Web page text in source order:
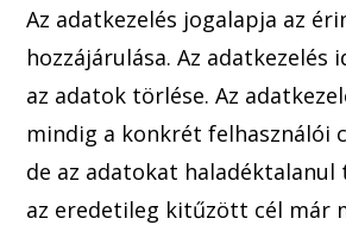
Az adatkezelés jogalapja az
hozzájárulása. Az adatkezelés
az adatok törlése. Az
mindig a konkrét felhasználói
de az adatokat
az eredetileg kitűzött cél már